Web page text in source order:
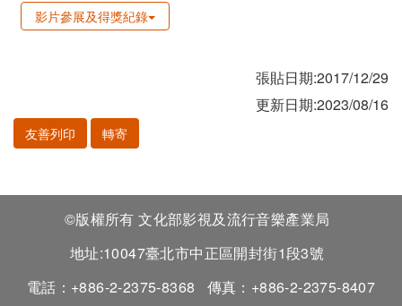
影片參展及得獎紀錄
張貼日期:2017/12/29
更新日期:2023/08/16
友善列印 轉寄
©版權所有 文化部影視及流行音樂產業局
地址:10047臺北市中正區開封街1段3號
電話：+886-2-2375-8368
傳真：+886-2-2375-8407